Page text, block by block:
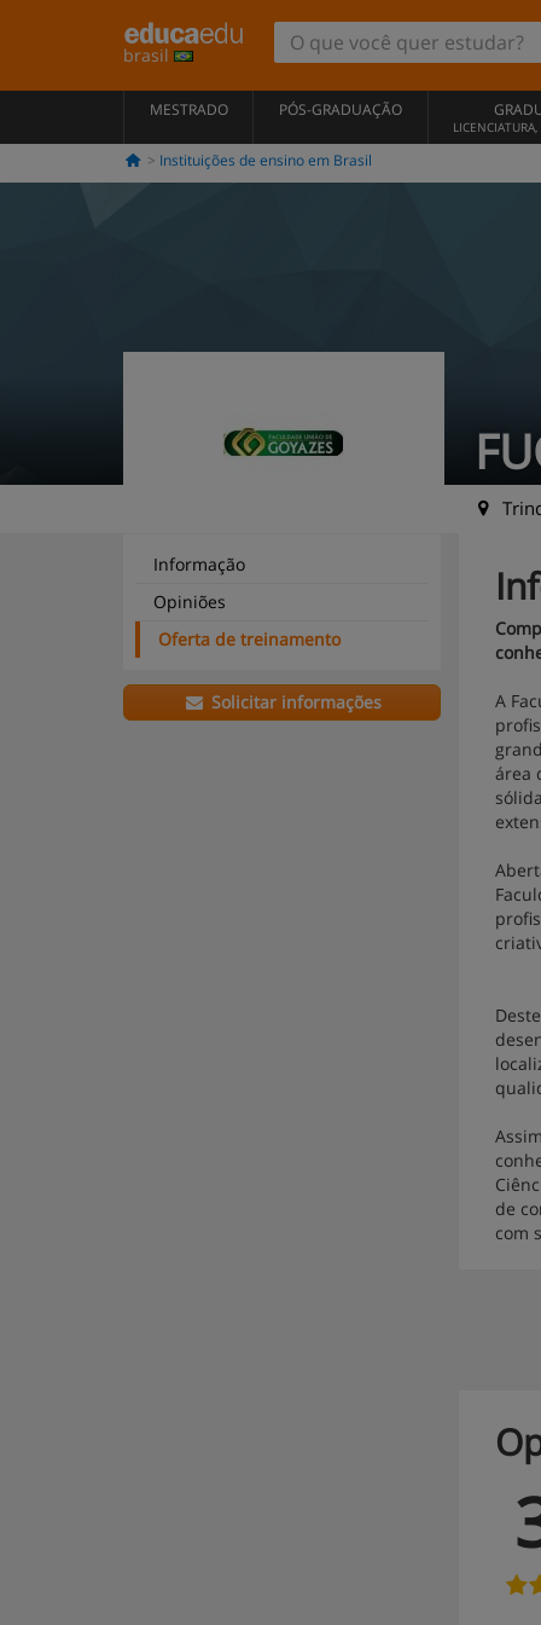
brasil
MESTRADO PÓS-GRADUAÇÃO
Instituições de ensino em Brasil
Informação
Opiniões
Oferta de treinamento
Solicitar informações
A
área
de
com